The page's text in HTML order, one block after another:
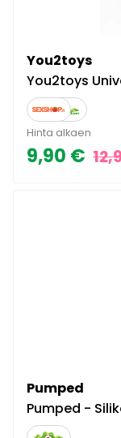
You2toys
You2toys
Hinta alkaen
9,90 €
Pumped
Pumped -